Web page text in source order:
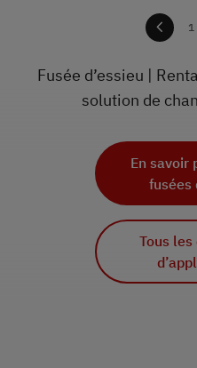
1
Fusée d’essieu |
solution de
En savoir
fusées
Tous
1